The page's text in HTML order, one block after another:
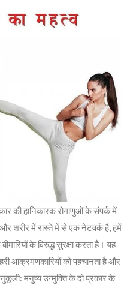
की हानिकारक रोगाणुओं के संपर्क में
और शरीर में रास्ते में से एक नेटवर्क है, हमें
के विरुद्ध सुरक्षा करता है। यह
आक्रमणकारियों को पहचानता है और
मनुष्य उन्मुक्ति के दो प्रकार के